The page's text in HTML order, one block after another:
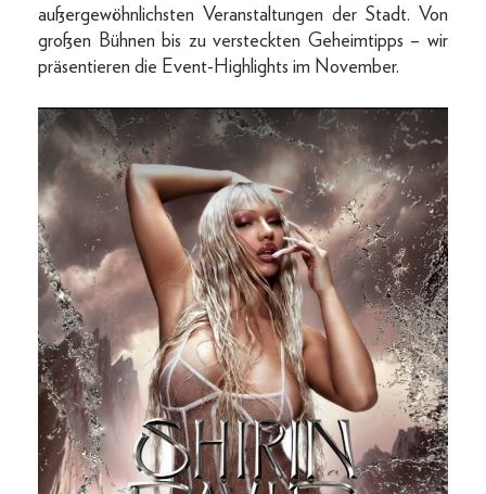
außergewöhnlichsten Veranstaltungen der Stadt. Von
großen Bühnen bis zu versteckten Geheimtipps – wir
präsentieren die Event-Highlights im November.